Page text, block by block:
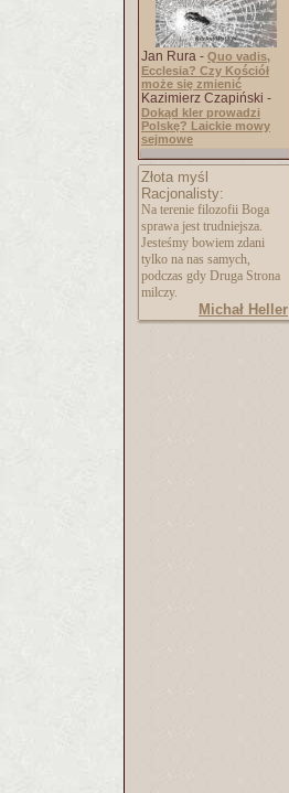
Jan Rura - Quo vadis,
Ecclesia? Czy Kościół
może się zmienić
Kazimierz Czapiński -
Dokąd kler prowadzi
Polskę? Laickie mowy
sejmowe
Złota myśl
Racjonalisty:
Na terenie filozofii Boga
sprawa jest trudniejsza.
Jesteśmy bowiem zdani
tylko na nas samych,
podczas gdy Druga Strona
milczy.
Michał Heller